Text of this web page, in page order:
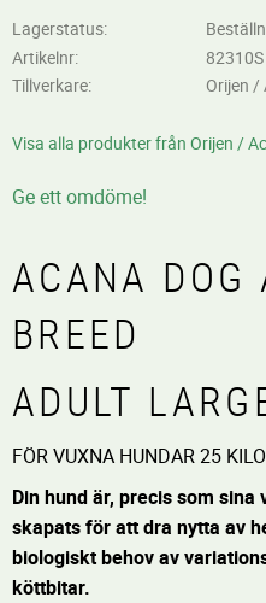
Lagerstatus
Artikelnr
82310S
Tillverkare
Orijen /
Visa alla produkter från Orijen /
Ge ett omdöme!
ACANA DOG
BREED
ADULT
FÖR VUXNA HUNDAR 25
Din hund är, precis som
skapats för att dra nytta av
biologiskt behov av
köttbitar.